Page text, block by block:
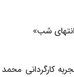
کارگردانی